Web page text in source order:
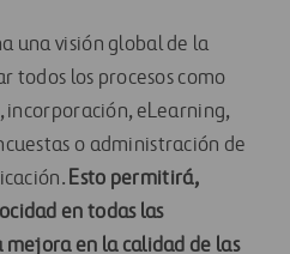
una visión global de la
los procesos como
eLearning,
o administración de
Esto permitirá,
en todas las
en la calidad de las